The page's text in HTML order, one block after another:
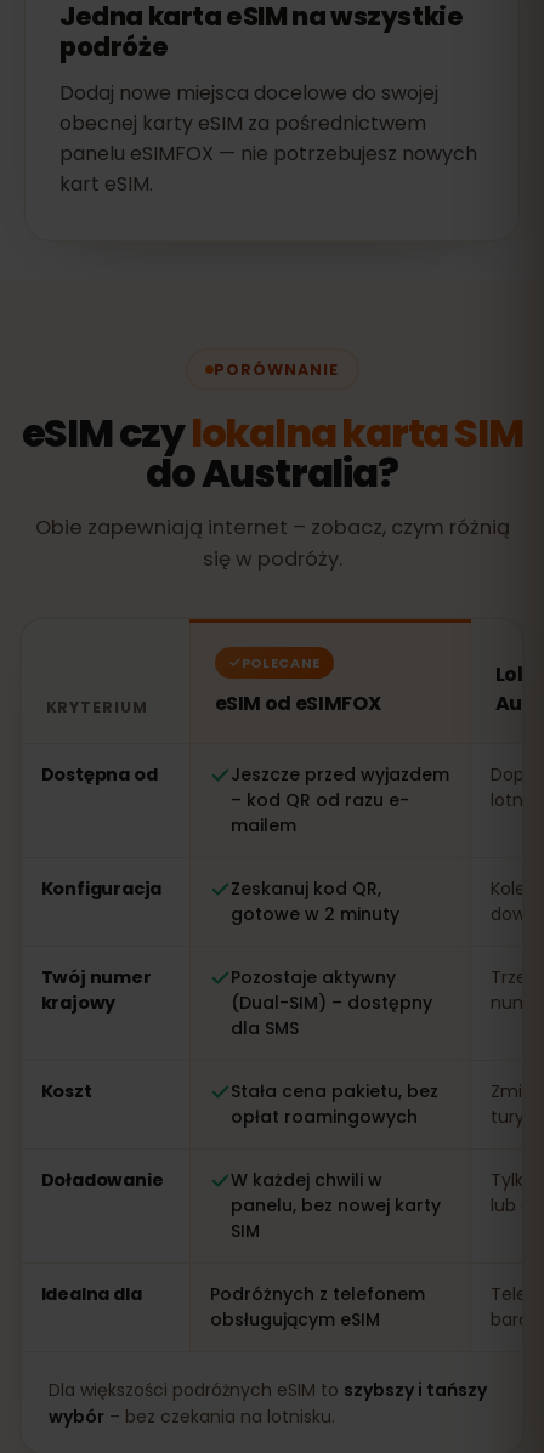
Jedna karta eSIM na wszystkie
podróże
Dodaj nowe miejsca docelowe do swojej
obecnej karty eSIM za pośrednictwem
panelu eSIMFOX — nie potrzebujesz nowych
kart eSIM.
PORÓWNANIE
eSIM czylokalna karta SIM
do Australia?
Obie zapewniają internet – zobacz, czym różnią
się w podróży.
KRYTERIUM
POLECANE
eSIM od eSIMFOX
Dostępna od
Jeszcze przed wyjazdem
– kod QR od razu e-
mailem
Konfiguracja
Zeskanuj kod QR,
gotowe w 2 minuty
Twój numer
krajowy
Pozostaje aktywny
(Dual-SIM) – dostępny
dla SMS
Koszt
Stała cena pakietu, bez
opłat roamingowych
Doładowanie
W każdej chwili w
panelu, bez nowej karty
SIM
Tylko
lub
Idealna dla
Podróżnych z telefonem
obsługującym eSIM
Dla większości podróżnych eSIM to szybszy i tańszy
wybór– bez czekania na lotnisku.